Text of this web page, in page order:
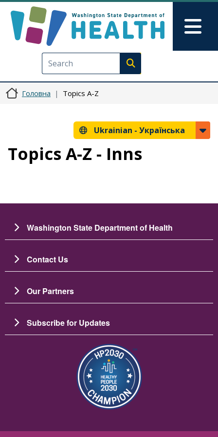
Execute search
Головна Topics A-Z
Ukrainian - Українська
Topics A-Z - Inns
Washington State Department of Health
Contact Us
Our Partners
Subscribe for Updates
Зображення